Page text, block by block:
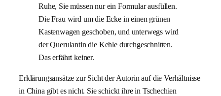
Ruhe, Sie müssen nur ein Formular ausfüllen.
Die Frau wird um die Ecke in einen grünen
Kastenwagen geschoben, und unterwegs wird
der Querulantin die Kehle durchgeschnitten.
Das erfährt keiner.
Erklärungsansätze zur Sicht der Autorin auf die Verhältnisse
in China gibt es nicht. Sie schickt ihre in Tschechien